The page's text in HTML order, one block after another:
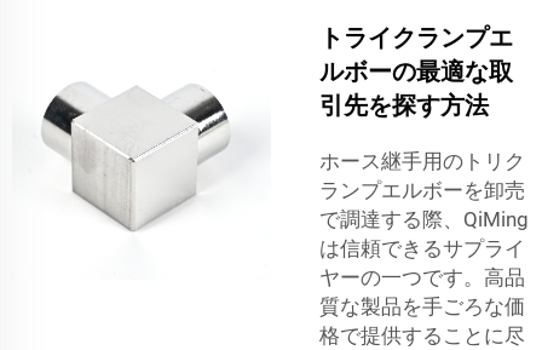
トライクランプエ
ルボーの最適な取
引先を探す方法
ホース継手用のトリク
ランプエルボーを卸売
で調達する際、QiMing
は信頼できるサプライ
ヤーの一つです。高品
質な製品を手ごろな価
格で提供することに尽